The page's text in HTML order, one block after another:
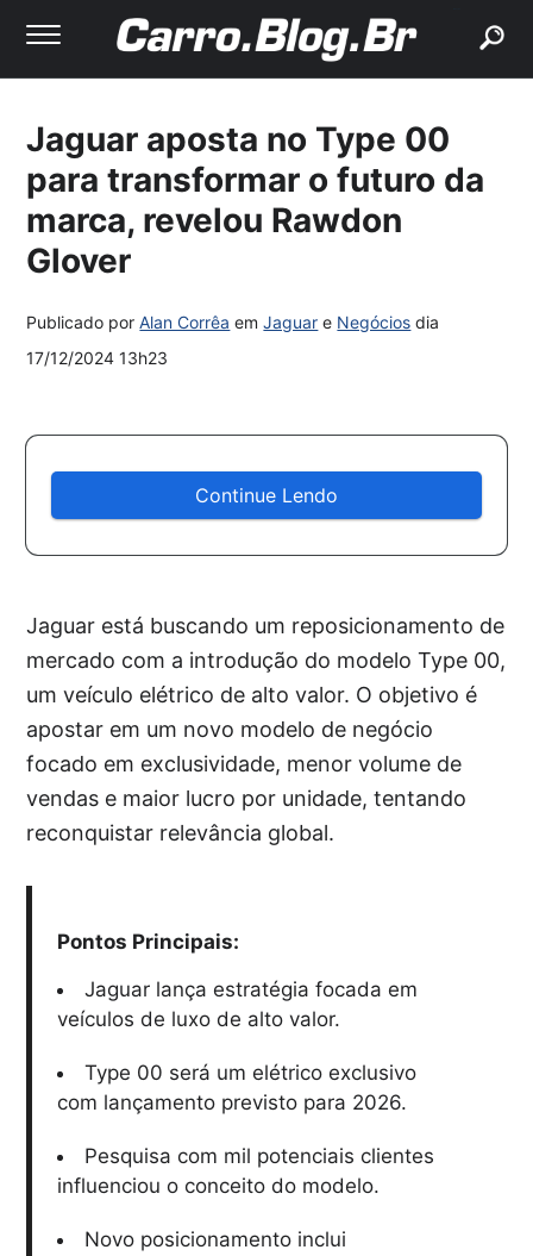
Jaguar aposta no Type 00
para transformar o futuro da
marca, revelou Rawdon
Glover
Publicado porAlan Corrêa emJaguar e Negócios dia
17/12/2024 13h23
Continue Lendo
Jaguar está buscando um reposicionamento de
mercado com a introdução do modelo Type 00,
um veículo elétrico de alto valor. O objetivo é
apostar em um novo modelo de negócio
focado em exclusividade, menor volume de
vendas e maior lucro por unidade, tentando
reconquistar relevância global.
Pontos Principais:
Jaguar lança estratégia focada em
veículos de luxo de alto valor.
Type 00 será um elétrico exclusivo
com lançamento previsto para 2026.
Pesquisa com mil potenciais clientes
influenciou o conceito do modelo.
Novo posicionamento inclui